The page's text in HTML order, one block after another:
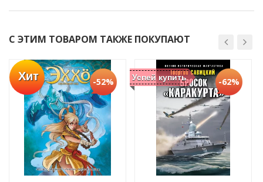
С ЭТИМ ТОВАРОМ ТАКЖЕ ПОКУПАЮТ
Хит -52% Успей купить -62%